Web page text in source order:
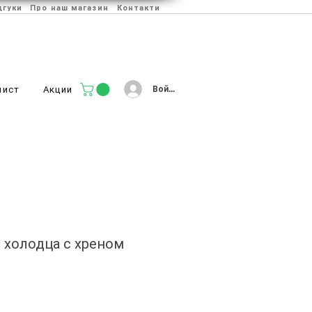
Про наш магазин Контакти
Акции Войти
холодца с хреном